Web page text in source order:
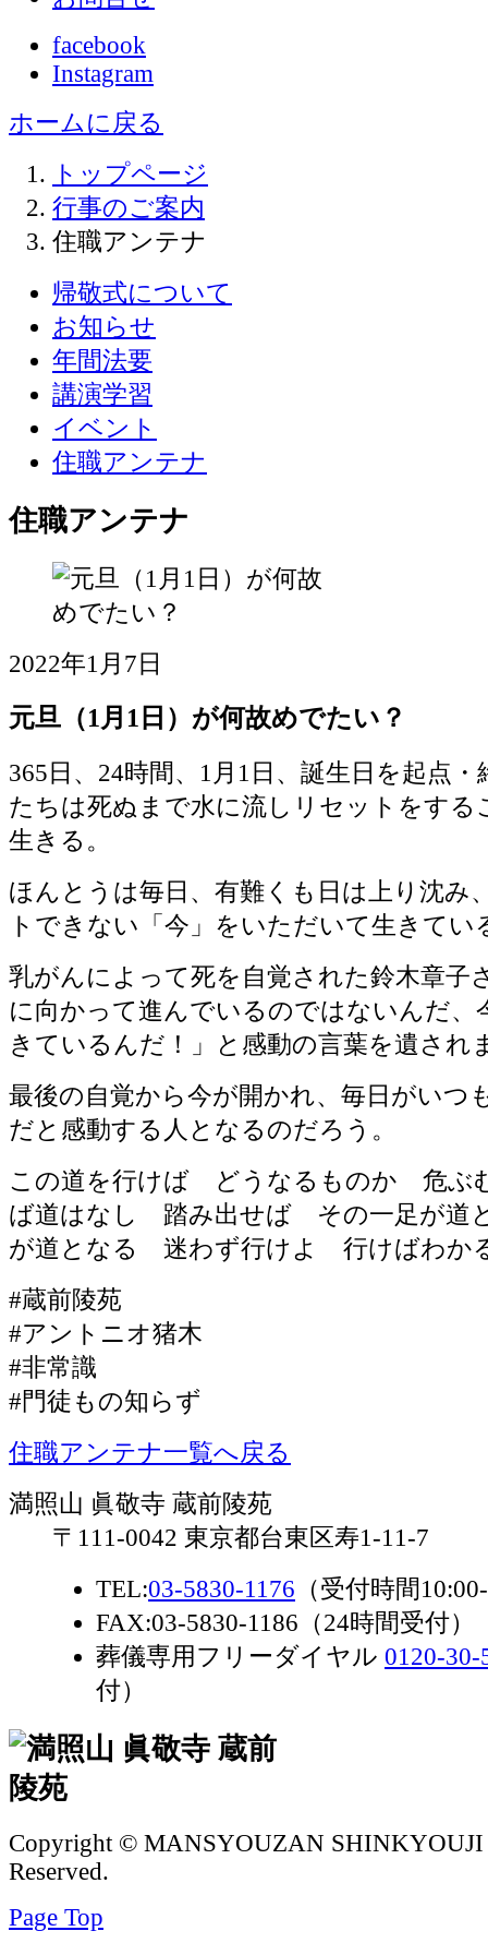
facebook
Instagram
ホームに戻る
トップページ
行事のご案内
住職アンテナ
帰敬式について
お知らせ
年間法要
講演学習
イベント
住職アンテナ
住職アンテナ
2022年1月7日
元旦（1月1日）が何故めでたい？
365日、24時間、1月1日、誕生日を起点
たちは死ぬまで水に流しリセットをする
生きる。
ほんとうは毎日、有難くも日は上り沈み
トできない「今」をいただいて生きてい
乳がんによって死を自覚された鈴木章子
に向かって進んでいるのではないんだ、
きているんだ！」と感動の言葉を遺され
最後の自覚から今が開かれ、毎日がいつ
だと感動する人となるのだろう。
この道を行けば どうなるものか 危ぶ
ば道はなし 踏み出せば その一足が道
が道となる 迷わず行けよ 行けばわか
#蔵前陵苑
#アントニオ猪木
#非常識
#門徒もの知らず
住職アンテナ一覧へ戻る
満照山 眞敬寺 蔵前陵苑
〒111-0042 東京都台東区寿1-11-7
TEL:03-5830-1176 （受付時間
FAX:03-5830-1186（24時間受付）
葬儀専用フリーダイヤル 0120-30-
付）
Copyright © MANSYOUZAN SHINKYOUJI
Reserved.
Page Top